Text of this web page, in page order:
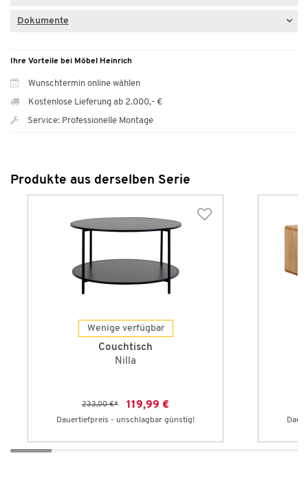
Dokumente
Ihre Vorteile bei Möbel Heinrich
Wunschtermin online wählen
Kostenlose Lieferung ab 2.000,- €
Service: Professionelle Montage
Produkte aus derselben Serie
Wenige verfügbar
Couchtisch
Nilla
233,00 €* 119,99 €
Dauertiefpreis - unschlagbar günstig!